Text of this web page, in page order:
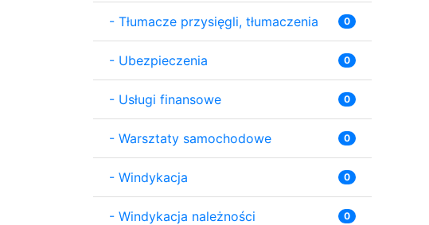
- Tłumacze przysięgli, tłumaczenia 0
- Ubezpieczenia 0
- Usługi finansowe 0
- Warsztaty samochodowe 0
- Windykacja 0
- Windykacja należności 0